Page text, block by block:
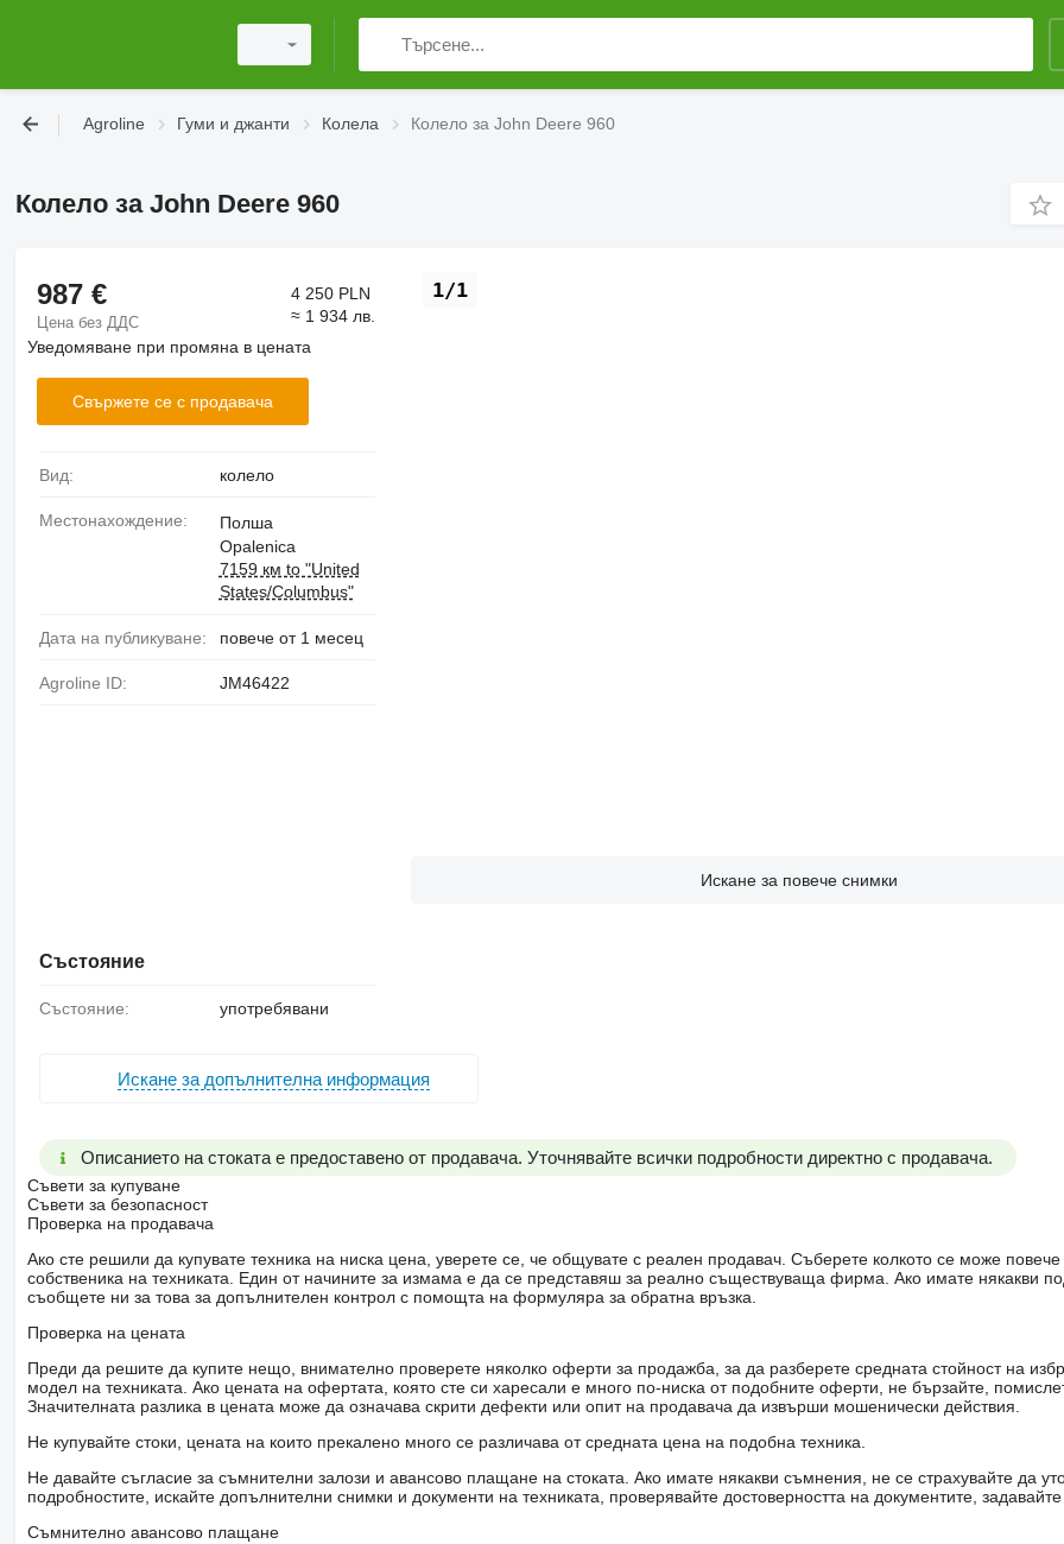
Agroline Гуми и джанти Колела Колело за John Deere 960
Колело за John Deere 960
1/1
Искане за повече снимки
987 €
Цена без ДДС
4 250 PLN
≈ 1 934 лв.
Уведомяване при промяна в цената
Свържете се с продавача
Вид: колело
Местонахождение:
Полша
Opalenica
7159 км to "United
States/Columbus"
Дата на публикуване: повече от 1 месец
Agroline ID: JM46422
Състояние
Състояние: употребявани
Искане за допълнителна информация
Описанието на стоката е предоставено от продавача. Уточнявайте всички подробности директно с продавача.
Съвети за купуване
Съвети за безопасност
Проверка на продавача
Ако сте решили да купувате техника на ниска цена, уверете се, че общувате с реален продавач. Съберете колкото се може
собственика на техниката. Един от начините за измама е да се представяш за реално съществуваща фирма. Ако имате някакви
съобщете ни за това за допълнителен контрол с помощта на формуляра за обратна връзка.
Проверка на цената
Преди да решите да купите нещо, внимателно проверете няколко оферти за продажба, за да разберете средната стойност на
модел на техниката. Ако цената на офертата, която сте си харесали е много по-ниска от подобните оферти, не бързайте,
Значителната разлика в цената може да означава скрити дефекти или опит на продавача да извърши мошенически действия.
Не купувайте стоки, цената на които прекалено много се различава от средната цена на подобна техника.
Не давайте съгласие за съмнителни залози и авансово плащане на стоката. Ако имате някакви съмнения, не се страхувайте да
подробностите, искайте допълнителни снимки и документи на техниката, проверявайте достоверността на документите,
Съмнително авансово плащане